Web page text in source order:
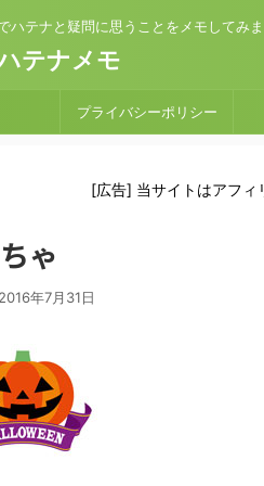
ハテナと疑問に思うことをメモしてみま
テナメモ
プライバシーポリシー
[広告] 当サイトはアフィ
ゃ
2016年7月31日